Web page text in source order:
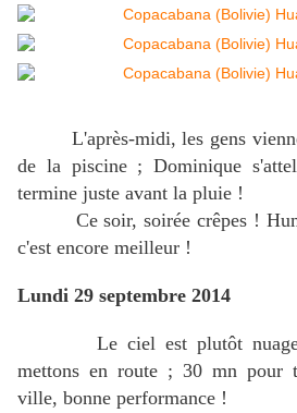
L'après-midi, les gens
de la piscine ; Dominique
termine juste avant la pluie !
Ce soir, soirée crêpes !
c'est encore meilleur !
Lundi 29 septembre 2014
Le ciel est plutôt nuageux
mettons en route ; 30 mn pour
ville, bonne performance !